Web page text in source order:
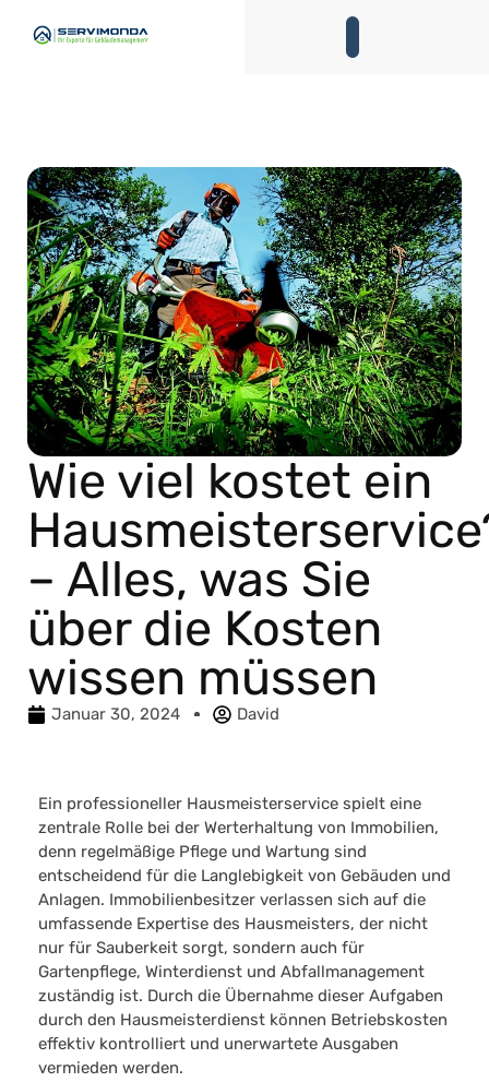
Wie viel kostet ein
– Alles, was Sie
über die Kosten
wissen müssen
Januar 30, 2024 David
Ein professioneller Hausmeisterservice spielt eine
zentrale Rolle bei der Werterhaltung von Immobilien,
denn regelmäßige Pflege und Wartung sind
entscheidend für die Langlebigkeit von Gebäuden und
Anlagen. Immobilienbesitzer verlassen sich auf die
umfassende Expertise des Hausmeisters, der nicht
nur für Sauberkeit sorgt, sondern auch für
Gartenpflege, Winterdienst und Abfallmanagement
zuständig ist. Durch die Übernahme dieser Aufgaben
durch den Hausmeisterdienst können Betriebskosten
effektiv kontrolliert und unerwartete Ausgaben
vermieden werden.